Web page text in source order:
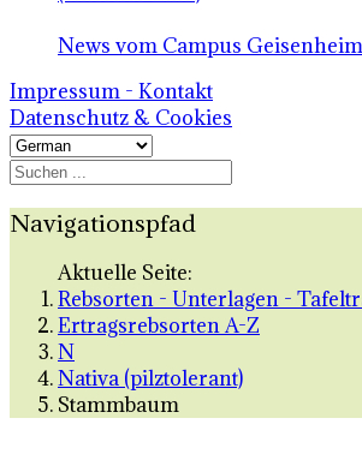
News vom Campus
Impressum - Kontakt
Datenschutz & Cookies
Navigationspfad
Aktuelle Seite:
Rebsorten - Unterlagen -
Ertragsrebsorten A-Z
N
Nativa (pilztolerant)
Stammbaum